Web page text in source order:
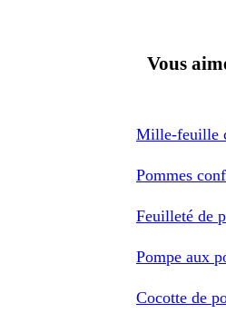
Vous
Mille-feuille
Pommes
Feuilleté de
Pompe aux
Cocotte de